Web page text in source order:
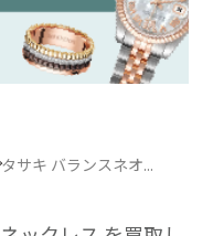
タサキ バランスネオ...